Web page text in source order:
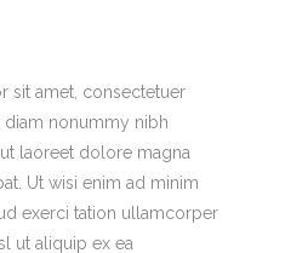
sit amet, consectetuer
nonummy nibh
laoreet dolore magna
Ut wisi enim ad minim
exerci tation ullamcorper
ut aliquip ex ea